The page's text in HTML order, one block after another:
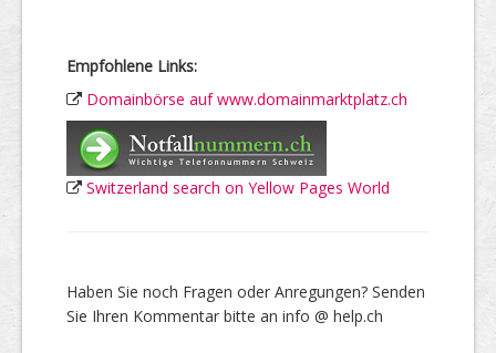
Empfohlene Links:
Domainbörse auf www.domainmarktplatz.ch
Switzerland search on Yellow Pages World
Haben Sie noch Fragen oder Anregungen? Senden
Sie Ihren Kommentar bitte an info @ help.ch